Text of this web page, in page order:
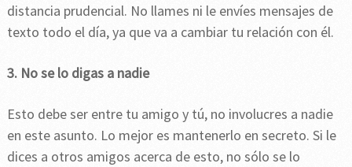
distancia prudencial. No llames ni le envíes mensajes de
texto todo el día, ya que va a cambiar tu relación con él.
3. No se lo digas a nadie
Esto debe ser entre tu amigo y tú, no involucres a nadie
en este asunto. Lo mejor es mantenerlo en secreto. Si le
dices a otros amigos acerca de esto, no sólo se lo